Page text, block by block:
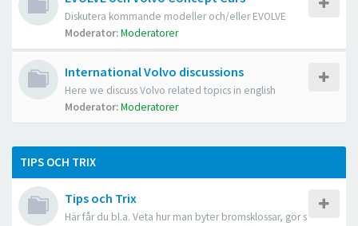
Diskutera kommande modeller och/eller EVOLVE
Moderator:Moderatorer
International Volvo discussions
Here we discuss Volvo related topics in english
Moderator:Moderatorer
TIPS OCH TRIX
Tips och Trix
Här får du bl.a. Veta hur man byter bromsklossar, gör s